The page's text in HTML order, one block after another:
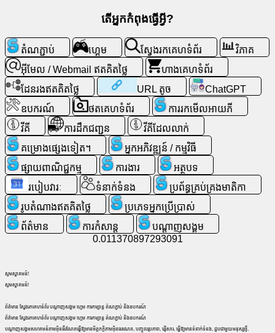
ទំនាក់
ទំនង
ហ្គេម
ស្វែងរក
គេហទំព័រ
អ៊ីមែល
/
Webmail
ឥត
គិត
ថ្លៃ
គេហទំព័រ
តើអ្នកកំពុងធ្វើអ្វី?
តំណភ្ជាប់ ហ្គេម ស្វែងរកគេហទំព័រ
វិភាគ
អ៊ីមែល / Webmail ឥតគិតថ្លៃ
ហាងគេហទំព័រ
ដែនរងឥតគិតថ្លៃ
URL តូច
ChatGPT
ឧបករណ៍
ថតគេហទំព័រ
ការរកមើលអាយភី
វីគី
ការដឹកជញ្ជូន
វីគីដែលលាក់
គម្រោងផ្សេងទៀត។
អ្នកអភិវឌ្ឍន៍ / កម្មវិធី
ផ្សាយពាណិជ្ជកម្ម
ការងារ
អត្ថបទ
របៀបវារៈ
ទំនាក់ទំនង
ប្រព័ន្ធគ្រប់គ្រងមាតិកា
រូបតំណាងឥតគិតថ្លៃ
ប្រភេទអ្នកប្រើប្រាស់
ព័ត៌មាន
ការកំសាន្ត
ប​ណ្តា​ញ​សង្គម
0.011370897293091
សូមស្វាគមន៍!
សូមស្វាគមន៍!
ព័ត៌មាន ស្វែងរកគេហទំព័រ បណ្តាញសង្គម ហ្គេម ការកម្សាន្ត តំណភ្ជាប់ និងឧបករណ៍
ព័ត៌មាន ស្វែងរកគេហទំព័រ បណ្តាញសង្គម ហ្គេម ការកម្សាន្ត តំណភ្ជាប់ និងឧបករណ៍
បណ្តាញសង្គមសហគមន៍តាមអ៊ិនធឺរណែតធ្វើឱ្យមានមិត្តភក្តិតាមអ៊ិនធរណេត, បញ្ចូលរូបភាព, ផ្ញើសារ, ធ្វើឱ្យមានទំនាក់ទំនង, ជួបជាមួយមនុស្សថ្មី,